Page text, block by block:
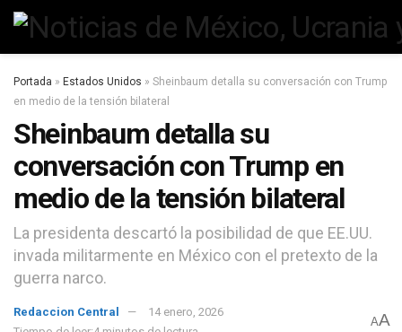
Portada » Estados Unidos » Sheinbaum detalla su conversación con Trump
en medio de la tensión bilateral
Sheinbaum detalla su
conversación con Trump en
medio de la tensión bilateral
La presidenta descartó la posibilidad de que EE.UU.
invada militarmente en México con el pretexto de la
guerra narco.
Redaccion Central
14 enero, 2026
AA